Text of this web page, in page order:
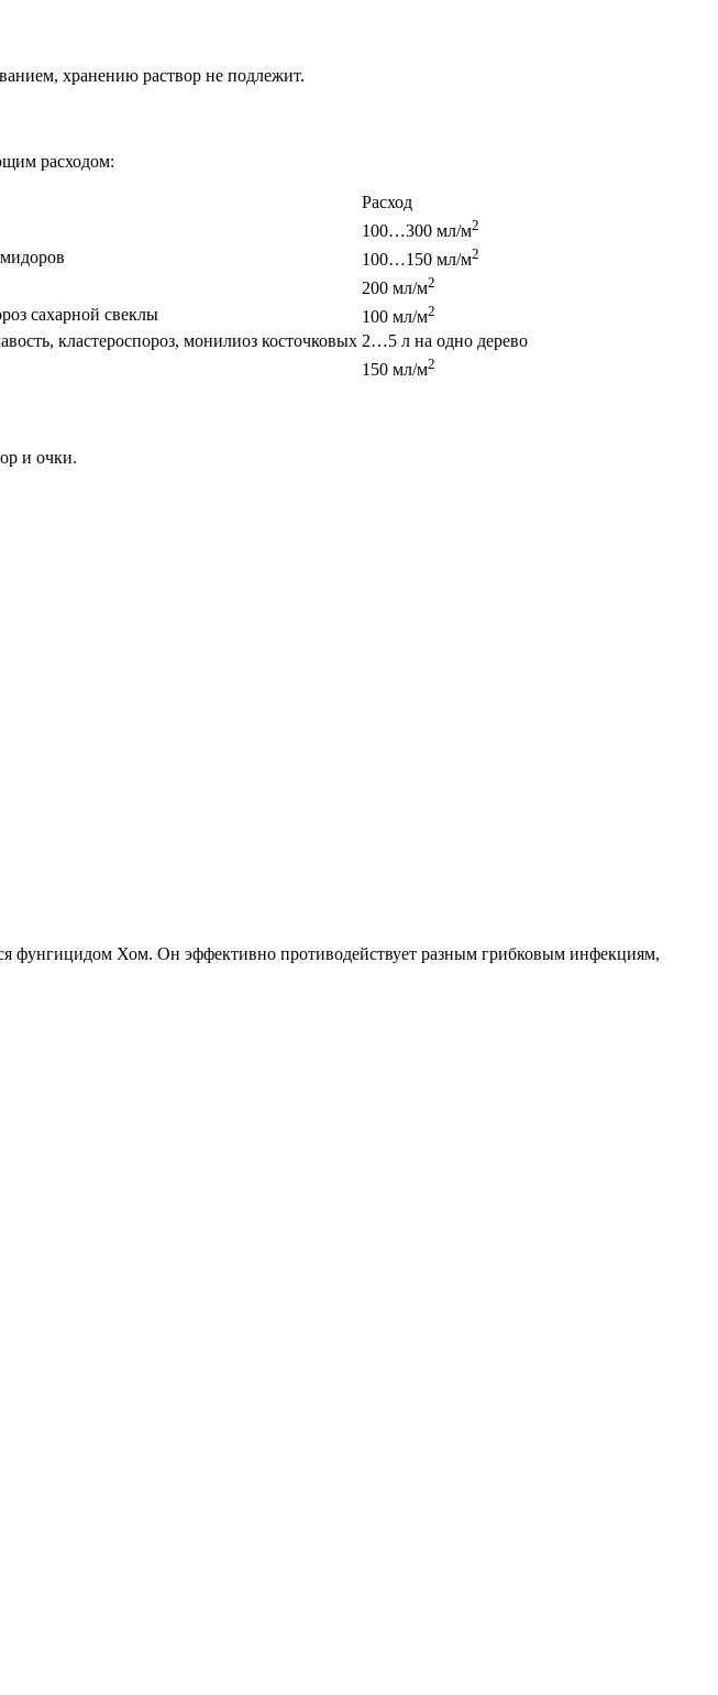
хранению раствор не подлежит.
расходом:
Расход
100…300 мл/м2
100…150 мл/м2
200 мл/м2
сахарной свеклы 100 мл/м2
кластероспороз, монилиоз косточковых 2…5 л на одно дерево
150 мл/м2
и очки.
фунгицидом Хом. Он эффективно противодействует разным грибковым инфекциям,